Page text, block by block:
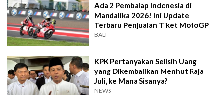
Ada 2 Pembalap Indonesia di
Mandalika 2026! Ini Update
Terbaru Penjualan Tiket MotoGP
BALI
KPK Pertanyakan Selisih Uang
yang Dikembalikan Menhut Raja
Juli, ke Mana Sisanya?
NEWS